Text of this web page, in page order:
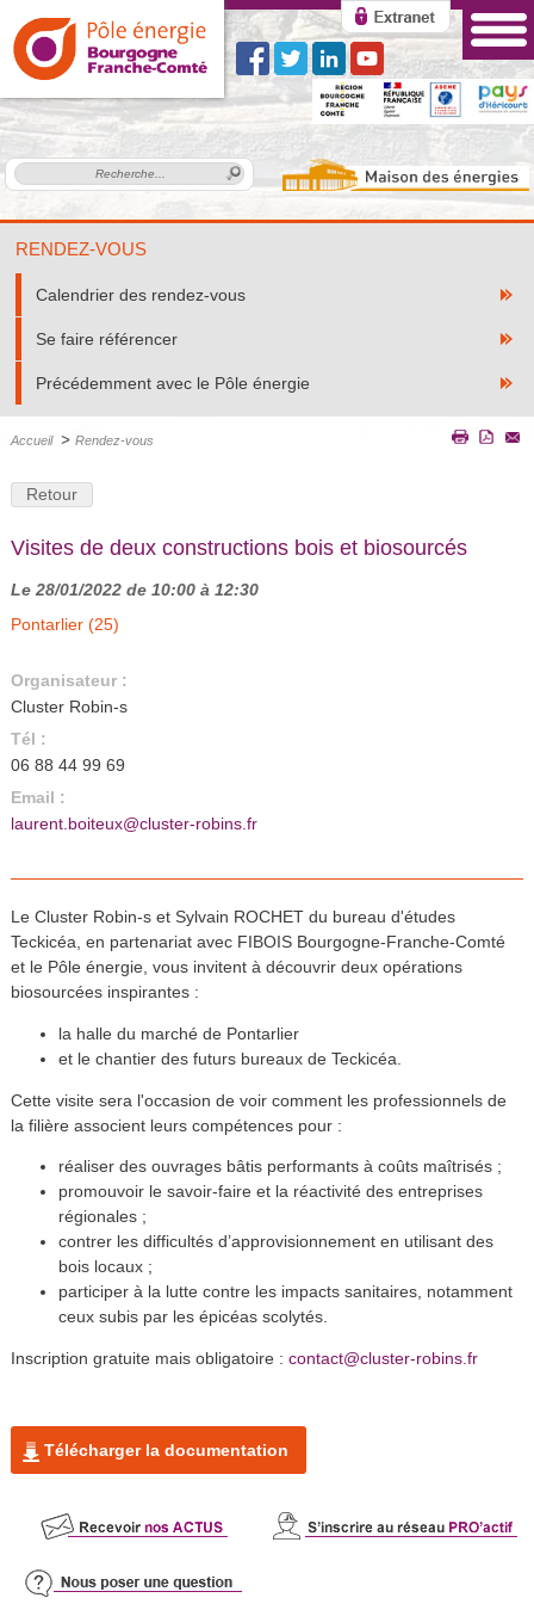
RENDEZ-VOUS
Calendrier des rendez-vous
Se faire référencer
Précédemment avec le Pôle énergie
Accueil > Rendez-vous
Retour
Visites de deux constructions bois et biosourcés
Le 28/01/2022 de 10:00 à 12:30
Pontarlier (25)
Organisateur :
Cluster Robin-s
Tél :
06 88 44 99 69
Email :
laurent.boiteux@cluster-robins.fr
Le Cluster Robin-s et Sylvain ROCHET du bureau d'études
Teckicéa, en partenariat avec FIBOIS Bourgogne-Franche-Comté
et le Pôle énergie, vous invitent à découvrir deux opérations
biosourcées inspirantes :
la halle du marché de Pontarlier
et le chantier des futurs bureaux de Teckicéa.
Cette visite sera l'occasion de voir comment les professionnels de
la filière associent leurs compétences pour :
réaliser des ouvrages bâtis performants à coûts maîtrisés ;
promouvoir le savoir-faire et la réactivité des entreprises
régionales ;
contrer les difficultés d’approvisionnement en utilisant des
bois locaux ;
participer à la lutte contre les impacts sanitaires, notamment
ceux subis par les épicéas scolytés.
Inscription gratuite mais obligatoire : contact@cluster-robins.fr
Télécharger la documentation